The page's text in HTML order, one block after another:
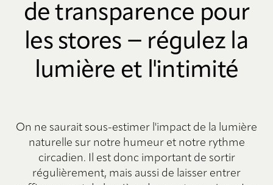
de transparence pour
les stores − régulez la
lumière et l'intimité
On ne saurait sous-estimer l'impact de la lumière
naturelle sur notre humeur et notre rythme
circadien. Il est donc important de sortir
régulièrement, mais aussi de laisser entrer